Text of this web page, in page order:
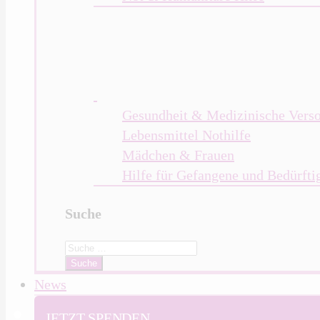
Gesundheit & Medizinische
Lebensmittel Nothilfe
Mädchen & Frauen
Hilfe für Gefangene und
Suche
Search
for:
News